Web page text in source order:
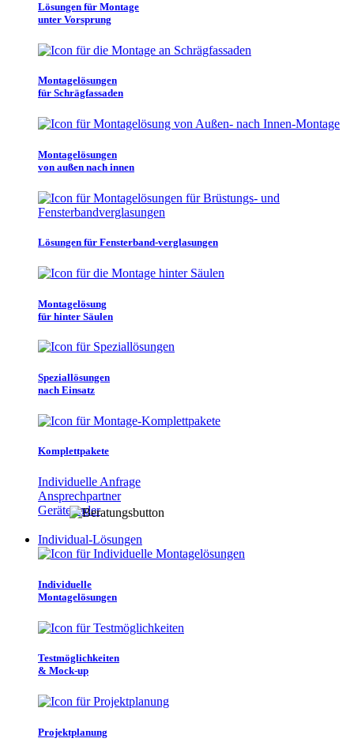
Lösungen für Montage
unter Vorsprung
Montagelösungen
für Schrägfassaden
Montagelösungen
von außen nach innen
Lösungen für Fensterband-verglasungen
Montagelösung
für hinter Säulen
Speziallösungen
nach Einsatz
Komplettpakete
Individuelle Anfrage
Ansprechpartner
Gerätefinder
Individual-Lösungen
Individuelle
Montagelösungen
Testmöglichkeiten
& Mock-up
Projektplanung